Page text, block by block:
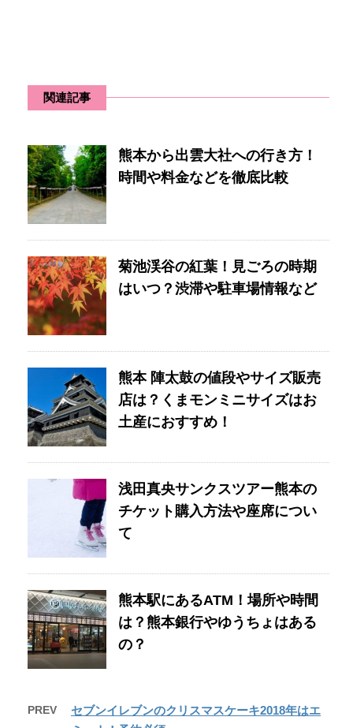
関連記事
熊本から出雲大社への行き方！
時間や料金などを徹底比較
菊池渓谷の紅葉！見ごろの時期
はいつ？渋滞や駐車場情報など
熊本 陣太鼓の値段やサイズ販売
店は？くまモンミニサイズはお
土産におすすめ！
浅田真央サンクスツアー熊本の
チケット購入方法や座席につい
て
熊本駅にあるATM！場所や時間
は？熊本銀行やゆうちょはある
の？
PREV
セブンイレブンのクリスマスケーキ2018年はエ